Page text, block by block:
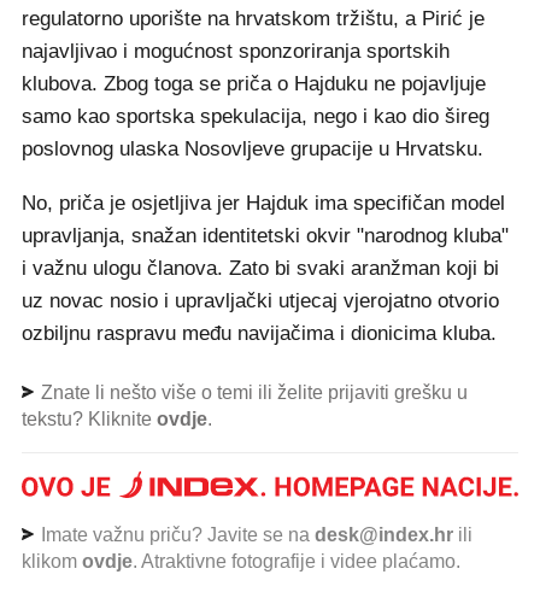
regulatorno uporište na hrvatskom tržištu, a Pirić je
najavljivao i mogućnost sponzoriranja sportskih
klubova. Zbog toga se priča o Hajduku ne pojavljuje
samo kao sportska spekulacija, nego i kao dio šireg
poslovnog ulaska Nosovljeve grupacije u Hrvatsku.
No, priča je osjetljiva jer Hajduk ima specifičan model
upravljanja, snažan identitetski okvir "narodnog kluba"
i važnu ulogu članova. Zato bi svaki aranžman koji bi
uz novac nosio i upravljački utjecaj vjerojatno otvorio
ozbiljnu raspravu među navijačima i dionicima kluba.
Znate li nešto više o temi ili želite prijaviti grešku u
tekstu? Kliknite ovdje.
Imate važnu priču? Javite se na desk@index.hr ili
klikom ovdje. Atraktivne fotografije i videe plaćamo.